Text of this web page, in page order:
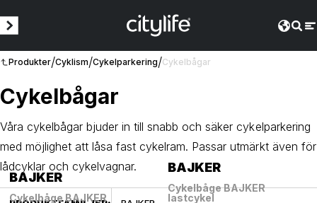
Produkter/Cyklism/Cykelparkering/Cykelbågar
Cykelbågar
Våra cykelbågar bjuder in till snabb och säker cykelparkering
med möjlighet att låsa fast cykelram. Passar utmärkt även för
lådcyklar och cykelvagnar.
BAJKER
Cykelbåge BAJKER
BAJKER
Cykelbåge BAJKER
lastcykel